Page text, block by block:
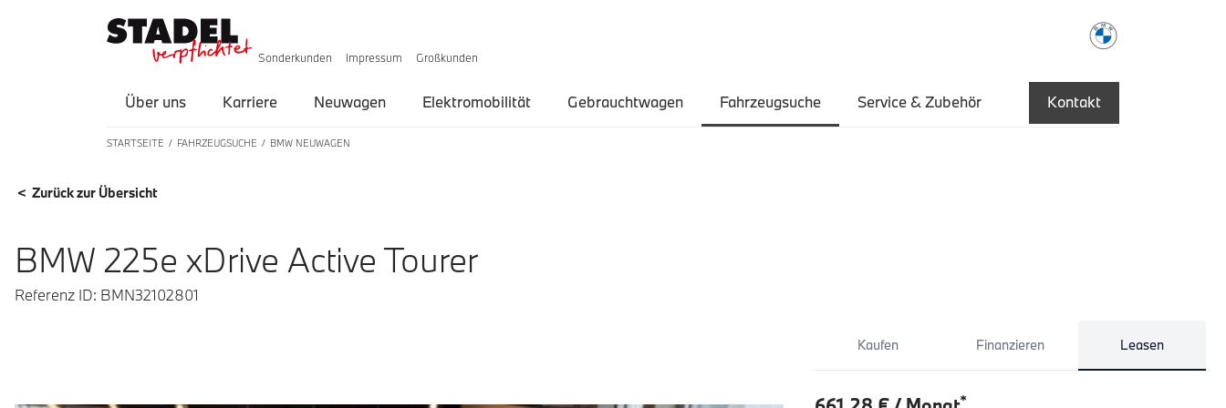
Sonderkunden Impressum Großkunden
Über uns Karriere Neuwagen Elektromobilität Gebrauchtwagen Fahrzeugsuche Service & Zubehör Kontakt
STARTSEITE FAHRZEUGSUCHE BMW NEUWAGEN
FAHRZEUGDETAILS
< Zurück zur Übersicht
BMW 225e xDrive Active Tourer
Referenz ID: BMN32102801
Kaufen Finanzieren Leasen
*